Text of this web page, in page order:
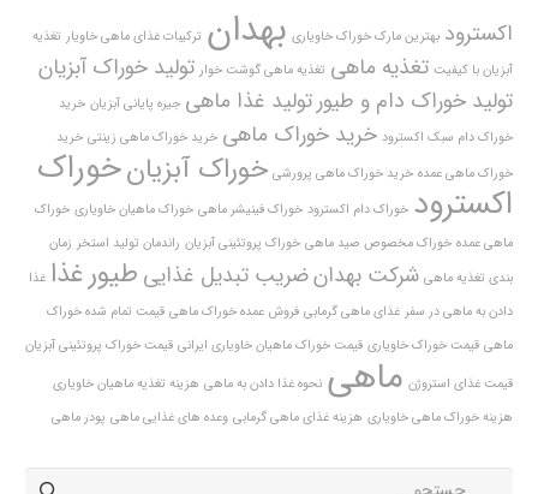
اکسترود بهترین مارک خوراک خاویاری بهدان ترکیبات غذای ماهی خاویار تغذیه
آبزیان با کیفیت تغذیه ماهی تغذیه ماهی گوشت خوار تولید خوراک آبزیان
تولید خوراک دام و طیورتولید غذا ماهی جیره پایانی آبزیان خرید
خوراک دام سبک اکسترود خرید خوراک ماهی خرید خوراک ماهی زینتی خرید
خوراک ماهی عمده خرید خوراک ماهی پرورشی خوراک آبزیانخوراک
اکسترود خوراک دام اکسترود خوراک فینیشر ماهی خوراک ماهیان خاویاری خوراک
ماهی عمده خوراک مخصوص صید ماهی خوراک پروتئینی آبزیان راندمان تولید استخر زمان
بندی تغذیه ماهی شرکت بهدانضریب تبدیل غذایی طیورغذا غذا
دادن به ماهی در سفر غذای ماهی گرمابی فروش عمده خوراک ماهی قیمت تمام شده خوراک
ماهی قیمت خوراک خاویاری قیمت خوراک ماهیان خاویاری ایرانی قیمت خوراک پروتئینی آبزیان
قیمت غذای استروژن ماهی نحوه غذا دادن به ماهی هزینه تغذیه ماهیان خاویاری
هزینه خوراک ماهی خاویاری هزینه غذای ماهی گرمابی وعده های غذایی ماهی پودر ماهی